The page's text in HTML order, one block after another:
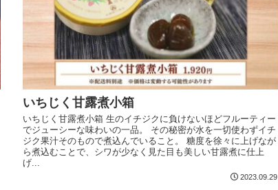
いちじく甘露煮小箱
いちじく甘露煮小箱 生のイチジクに負けないほどフルーティー
でジューシーな味わいの一品。 その秘密が水を一切使わずイチ
ジク果汁そのもので煮込んでいること。 糖度を徐々に上げなが
ら煮込むことで、シワが少なく見た目も美しい甘露煮に仕上
げ...
2023.09.29